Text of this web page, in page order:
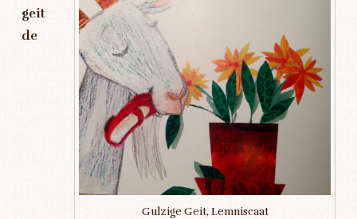
Gulzige Geit, Lemniscaat
geit
de